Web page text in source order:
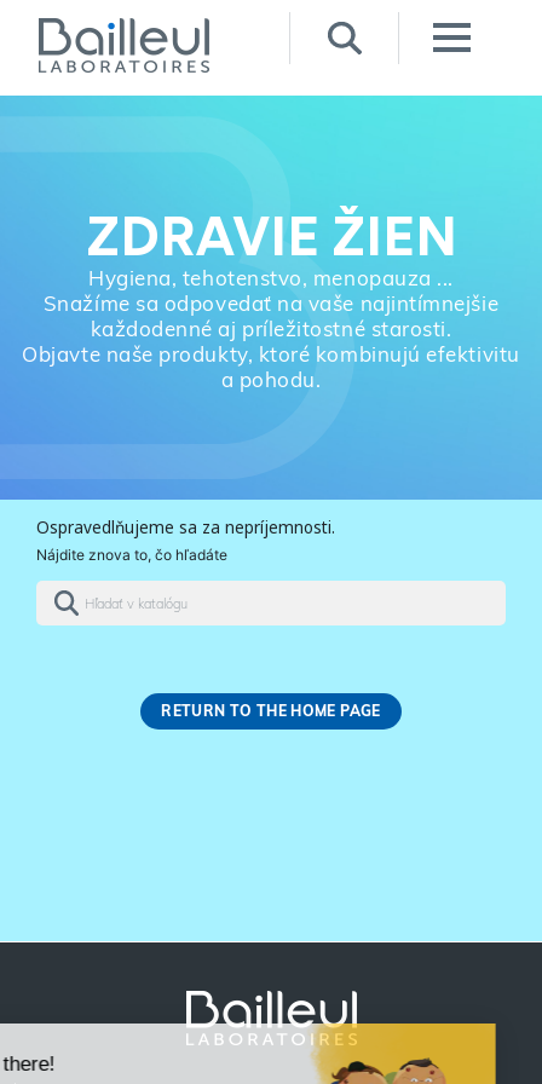
ZDRAVIE ŽIEN
Hygiena, tehotenstvo, menopauza ...
Snažíme sa odpovedať na vaše najintímnejšie
každodenné aj príležitostné starosti.
Objavte naše produkty, ktoré kombinujú efektivitu
a pohodu.
Ospravedlňujeme sa za nepríjemnosti.
Nájdite znova to, čo hľadáte
RETURN TO THE HOME PAGE